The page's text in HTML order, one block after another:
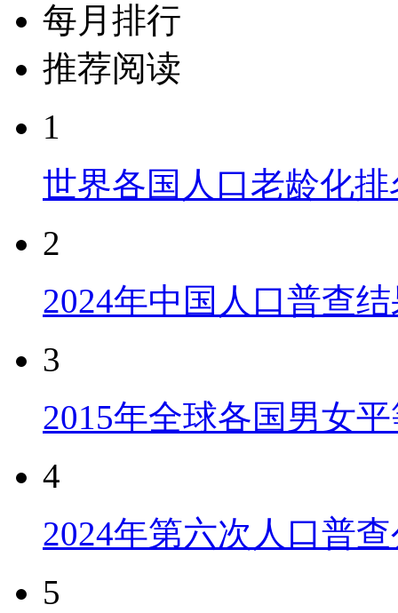
每月排行
推荐阅读
1
世界各国人口老龄化
2
2024年中国人口普查
3
2015年全球各国男女
4
2024年第六次人口普
5